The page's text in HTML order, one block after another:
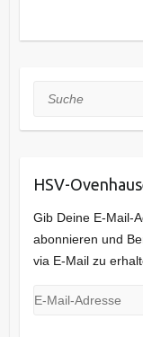
Suche
HSV-
Gib Deine E-Mail-
abonnieren und
via E-Mail zu
E-